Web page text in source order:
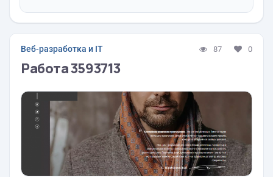
Веб-разработка и IT 87 0
Работа 3593713